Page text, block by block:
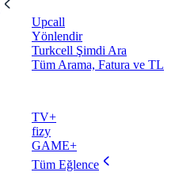
Upcall
Yönlendir
Turkcell Şimdi Ara
Tüm Arama, Fatura ve TL
TV+
fizy
GAME+
Tüm Eğlence